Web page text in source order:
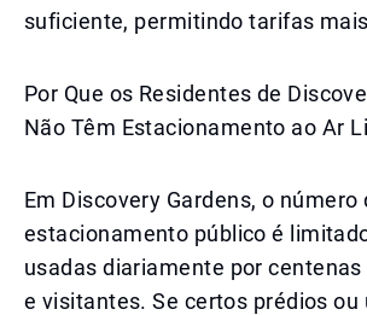
suficiente, permitindo tarifas
Por Que os Residentes de
Não Têm Estacionamento ao Ar
Em Discovery Gardens, o número
estacionamento público é
usadas diariamente por
e visitantes. Se certos prédios ou